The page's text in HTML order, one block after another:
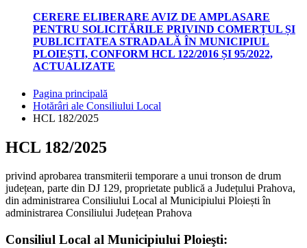
CERERE ELIBERARE AVIZ DE AMPLASARE
PENTRU SOLICITĂRILE PRIVIND COMERȚUL ȘI
PUBLICITATEA STRADALĂ ÎN MUNICIPIUL
PLOIEȘTI, CONFORM HCL 122/2016 ȘI 95/2022,
ACTUALIZATE
Pagina principală
Hotărâri ale Consiliului Local
HCL 182/2025
HCL 182/2025
privind aprobarea transmiterii temporare a unui tronson de drum
județean, parte din DJ 129, proprietate publică a Județului Prahova,
din administrarea Consiliului Local al Municipiului Ploiești în
administrarea Consiliului Județean Prahova
Consiliul Local al Municipiului Ploieşti: